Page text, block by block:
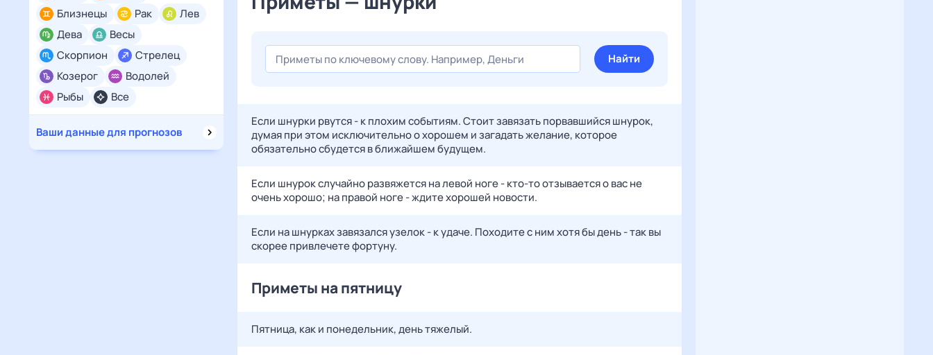
Все
Близнецы
Рак
Лев
Дева
Весы
Скорпион
Стрелец
Козерог
Водолей
Рыбы
Ваши данные для прогнозов
Найти
Если шнурки рвутся - к плохим событиям. Стоит завязать порвавшийся шнурок,
думая при этом исключительно о хорошем и загадать желание, которое
обязательно сбудется в ближайшем будущем.
Если шнурок случайно развяжется на левой ноге - кто-то отзывается о вас не
очень хорошо; на правой ноге - ждите хорошей новости.
Если на шнурках завязался узелок - к удаче. Походите с ним хотя бы день - так вы
скорее привлечете фортуну.
Приметы на пятницу
Пятница, как и понедельник, день тяжелый.